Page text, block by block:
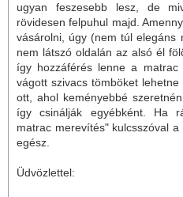
ugyan feszesebb lesz, de
rövidesen felpuhul majd.
vásárolni, úgy (nem túl elegáns
nem látszó oldalán az alsó él
így hozzáférés lenne a matrac
vágott szivacs tömböket
ott, ahol keményebbé
így csinálják egyébként. Ha
matrac merevítés" kulcsszóval
egész.
Üdvözlettel: